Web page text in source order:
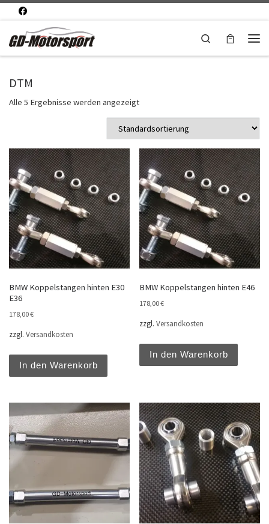
Zum Inhalt springen
Search
DTM
Alle 5 Ergebnisse werden angezeigt
BMW Koppelstangen hinten E30
E36
178,00€
zzgl. Versandkosten
In den Warenkorb
BMW Koppelstangen hinten E46
178,00€
zzgl.Versandkosten
In den Warenkorb